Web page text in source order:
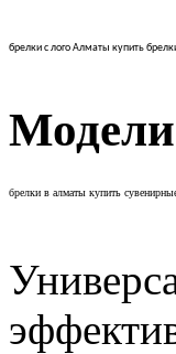
брелки с лого Алматы купить
брелки в алматы купить